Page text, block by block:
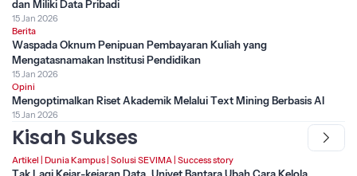
dan Miliki Data Pribadi
15 Jan 2026
Berita
Waspada Oknum Penipuan Pembayaran Kuliah yang
Mengatasnamakan Institusi Pendidikan
15 Jan 2026
Opini
Mengoptimalkan Riset Akademik Melalui Text Mining Berbasis AI
15 Jan 2026
Kisah Sukses
Artikel Dunia Kampus Solusi SEVIMA Success story